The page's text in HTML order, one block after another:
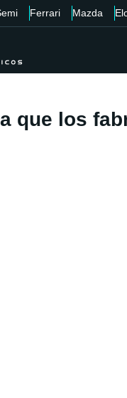
Ferrari Mazda
que los